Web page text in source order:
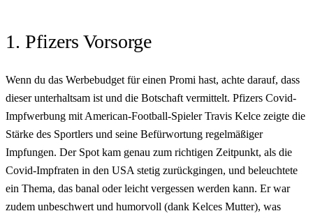
1. Pfizers Vorsorge
Wenn du das Werbebudget für einen Promi hast, achte darauf, dass
dieser unterhaltsam ist und die Botschaft vermittelt. Pfizers Covid-
Impfwerbung mit American-Football-Spieler Travis Kelce zeigte die
Stärke des Sportlers und seine Befürwortung regelmäßiger
Impfungen. Der Spot kam genau zum richtigen Zeitpunkt, als die
Covid-Impfraten in den USA stetig zurückgingen, und beleuchtete
ein Thema, das banal oder leicht vergessen werden kann. Er war
zudem unbeschwert und humorvoll (dank Kelces Mutter), was